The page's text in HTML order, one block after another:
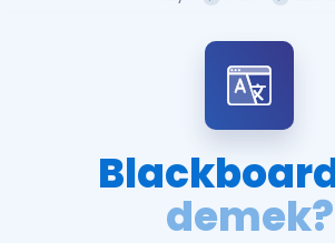
Şifremi Hatırlamıyorum
Sepetin Şu An Boş.
Remzi Hoca ile seni sınava hazırlayacak
bekliyor!
Katılımcı Görüşleridemek?